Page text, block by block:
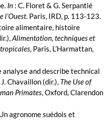
In: C. Floret & G. Serpantié
l’Ouest. Paris, IRD, p. 113-123.
alimentaire, histoire
Alimentation, techniques et
, Paris, L’Harmattan,
analyse and describe technical
Chavaillon (dir.), The Use of
Primates, Oxford, Clarendon
agronome suédois et